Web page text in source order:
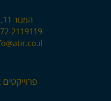
המנור 11, גן יבנה
2119119